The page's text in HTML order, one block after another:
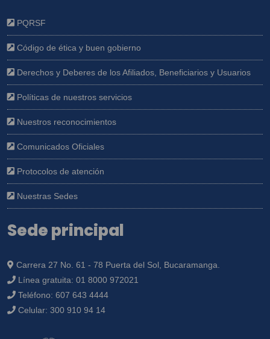
PQRSF
Código de ética y buen gobierno
Derechos y Deberes de los Afiliados, Beneficiarios y Usuarios
Políticas de nuestros servicios
Nuestros reconocimientos
Comunicados Oficiales
Protocolos de atención
Nuestras Sedes
Sede principal
Carrera 27 No. 61 - 78 Puerta del Sol, Bucaramanga.
Línea gratuita: 01 8000 972021
Teléfono: 607 643 4444
Celular: 300 910 94 14